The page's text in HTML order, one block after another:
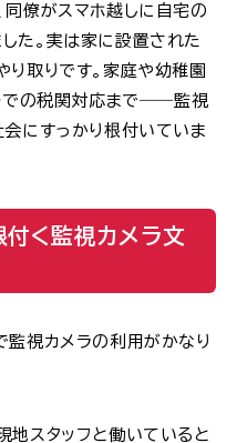
同僚がスマホ越しに自宅の
た。実は家に設置された
り取りです。家庭や幼稚園
での税関対応まで――監視
会にすっかり根付いていま
く監視カメラ文
監視カメラの利用がかなり
地スタッフと働いていると